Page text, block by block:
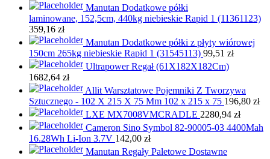
Manutan Dodatkowe półki
laminowane, 152,5cm, 440kg niebieskie Rapid 1 (11361123)
359,16 zł
Manutan Dodatkowe półki z płyty wiórowej
150cm 265kg niebieskie Rapid 1 (31545113) 99,51 zł
Ultrapower Regał (61X182X182Cm)
1682,64 zł
Allit Warsztatowe Pojemniki Z Tworzywa
Sztucznego - 102 X 215 X 75 Mm 102 x 215 x 75 196,80 zł
LXE MX7008VMCRADLE 2280,94 zł
Cameron Sino Symbol 82-90005-03 4400Mah
16.28Wh Li-Ion 3.7V 142,00 zł
Manutan Regały Paletowe Dostawne